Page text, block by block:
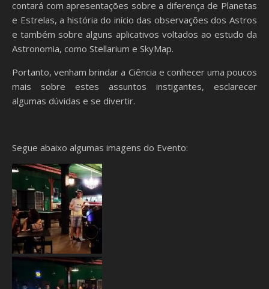
contará com apresentações sobre a diferença de Planetas
e Estrelas, a história do início das observações dos Astros
e também sobre alguns aplicativos voltados ao estudo da
Astronomia, como Stellarium e SkyMap.
Portanto, venham brindar a Ciência e conhecer uma poucos
mais sobre estes assuntos instigantes, esclarecer
algumas dúvidas e se divertir.
Segue abaixo algumas imagens do Evento: